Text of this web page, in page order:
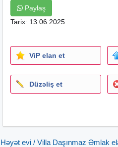
Paylaş
Tarix: 13.06.2025
ViP elan et
Düzəliş et
Həyət evi / Villa Daşınmaz Əmlak